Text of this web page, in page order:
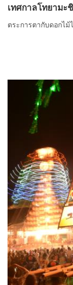
เทศกาลโทยามะ
ตระการตากับดอกไ